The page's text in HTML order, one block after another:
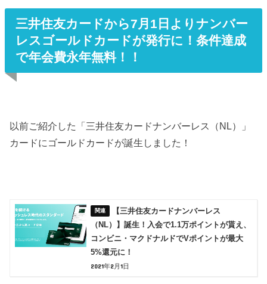
三井住友カードから7月1日よりナンバー
レスゴールドカードが発行に！条件達成
で年会費永年無料！！
以前ご紹介した「三井住友カードナンバーレス（NL）」
カードにゴールドカードが誕生しました！
【三井住友カードナンバーレス
（NL）】誕生！入会で1.1万ポイントが貰え、
コンビニ・マクドナルドでVポイントが最大
5%還元に！
2021年2月1日